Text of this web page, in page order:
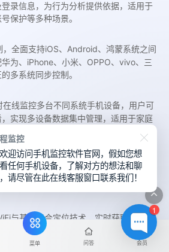
录信息，为行为分析提供依据，适用于
保护等多种场景。
，全面支持iOS、Android、鸿蒙系统之间
为、iPhone、小米、OPPO、vivo、三
多系统同步控制。
在线监控多台不同系统手机设备，用户可
实现多设备数据集中管理，适用于家庭
控需求。
对方手机相册中的照片与视频，画质无
批量下载至本地。提供内容分类与标签
与基站混合定位技术，实时获取目标手
支持电子围栏设定、位置变更提醒与停
，精度5米内。
菜单 问答 会员
1
监控
迎访问手机监控软件官网，假如您想
任何手机设备，了解对方的想法和聊
请尽管在此在线客服窗口联系我们！